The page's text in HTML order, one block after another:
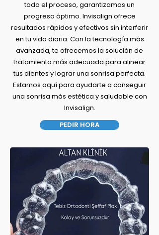
todo el proceso, garantizamos un
progreso óptimo. Invisalign ofrece
resultados rápidos y efectivos sin interferir
en tu vida diaria. Con la tecnología más
avanzada, te ofrecemos la solución de
tratamiento más adecuada para alinear
tus dientes y lograr una sonrisa perfecta.
Estamos aquí para ayudarte a conseguir
una sonrisa más estética y saludable con
Invisalign.
PEDIR HORA